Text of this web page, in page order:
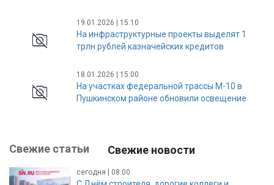
19.01.2026 | 15:10
На инфраструктурные проекты выделят 1
трлн рублей казначейских кредитов
18.01.2026 | 15:00
На участках федеральной трассы М-10 в
Пушкинском районе обновили освещение
Свежие статьи Свежие новости
сегодня | 08:00